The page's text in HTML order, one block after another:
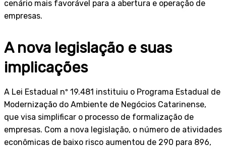
cenário mais favorável para a abertura e operação de
empresas.
A nova legislação e suas
implicações
A Lei Estadual nº 19.481 instituiu o Programa Estadual de
Modernização do Ambiente de Negócios Catarinense,
que visa simplificar o processo de formalização de
empresas. Com a nova legislação, o número de atividades
econômicas de baixo risco aumentou de 290 para 896,